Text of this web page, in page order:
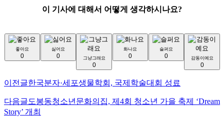
이 기사에 대해서 어떻게 생각하시나요?
좋아요
0
싫어요
0 그냥그래요
0
화나요
0
슬퍼요
0 감동이예요
0
이전글한국분자·세포생물학회, 국제학술대회 성료
다음글도봉동청소년문화의집, 제4회 청소년 가을 축제 ‘Dream
Story’ 개최